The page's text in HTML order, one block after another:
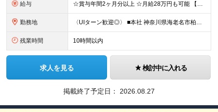
給与 ☆賞与年間2ヶ月分以上 ☆月給28万円も可能 【未経験の方】 月給22万～24万円 【事務経験者の方】 月給25万～28万円 ※給与は経験・スキルに応じて適宜相談可能です ※試用期間3ヶ月（その
勤務地 〈UIターン歓迎◎〉 ■本社 神奈川県海老名市柏ケ谷四丁目9番地26号 (変更の範囲)上記を除く当社関連勤務地
残業時間 10時間以内
求人を見る 検討中に入れる
掲載終了予定日： 2026.08.27